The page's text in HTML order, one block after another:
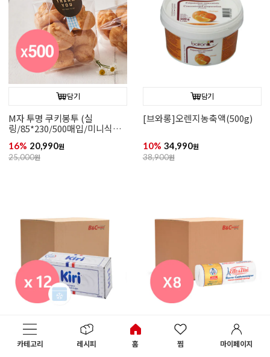
카테고리 레시피 홈 찜 마이페이지
담기
M자 투명 쿠키봉투 (실
링/85*230/500매입/미니식빵,
16% 20,990원
25,000원
담기
[브와롱]오렌지농축액(500g)
10% 34,990원
38,900원
[무배/회원 아이스박스 무료]끼
[엘르앤비르]고메버터(500g*8